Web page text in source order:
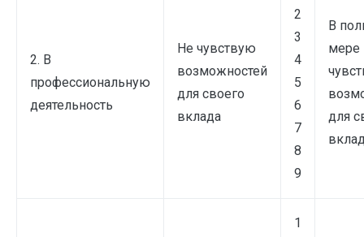
2. В
профессиональную
деятельность
Не чувствую
возможностей
для своего
вклада
2
3
4
5
6
7
8
9
В
мере
для
1